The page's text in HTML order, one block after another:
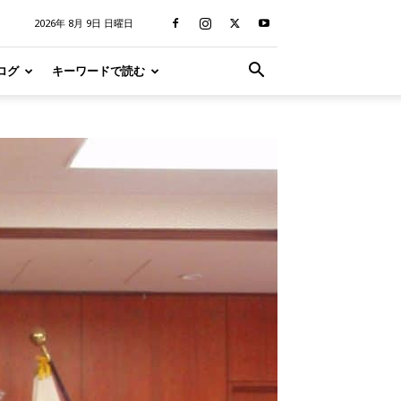
2026年 8月 9日 日曜日
グ キーワードで読む